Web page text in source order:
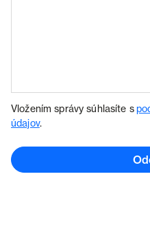
Vložením správy súhlasíte s
údajov.